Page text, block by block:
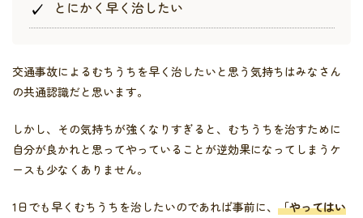
とにかく早く治したい
交通事故によるむちうちを早く治したいと思う気持ちはみなさん
の共通認識だと思います。
しかし、その気持ちが強くなりすぎると、むちうちを治すために
自分が良かれと思ってやっていることが逆効果になってしまうケ
ースも少なくありません。
1日でも早くむちうちを治したいのであれば事前に、 「やってはい